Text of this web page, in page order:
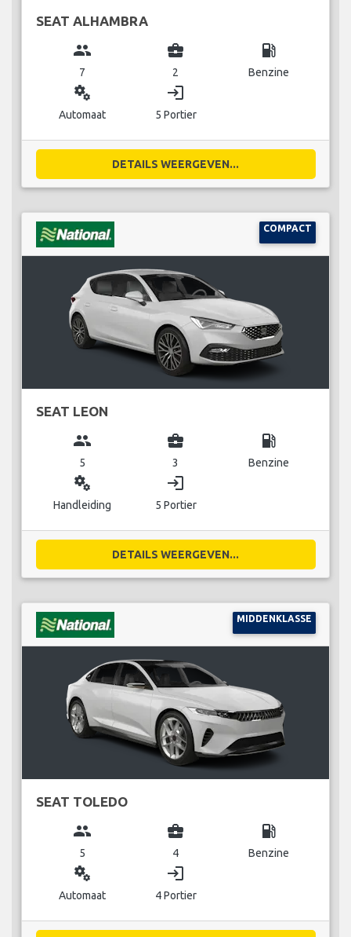
SEAT ALHAMBRA
group
7
business_center
2
local_gas_station
Benzine
miscellaneous_services
Automaat
login
5 Portier
DETAILS WEERGEVEN...
COMPACT
SEAT LEON
group
5
business_center
3
local_gas_station
Benzine
miscellaneous_services
Handleiding
login
5 Portier
DETAILS WEERGEVEN...
MIDDENKLASSE
SEAT TOLEDO
group
5
business_center
4
local_gas_station
Benzine
miscellaneous_services
Automaat
login
4 Portier